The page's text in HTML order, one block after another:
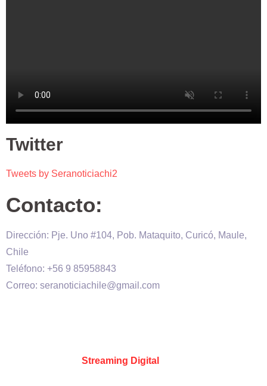
Twitter
Tweets by Seranoticiachi2
Contacto:
Dirección: Pje. Uno #104, Pob. Mataquito, Curicó, Maule,
Chile
Teléfono: +56 9 85958843
Correo: seranoticiachile@gmail.com
Streaming Digital